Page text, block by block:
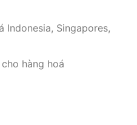
Indonesia, Singapores,
hàng hoá